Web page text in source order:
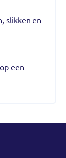
slikken en
een